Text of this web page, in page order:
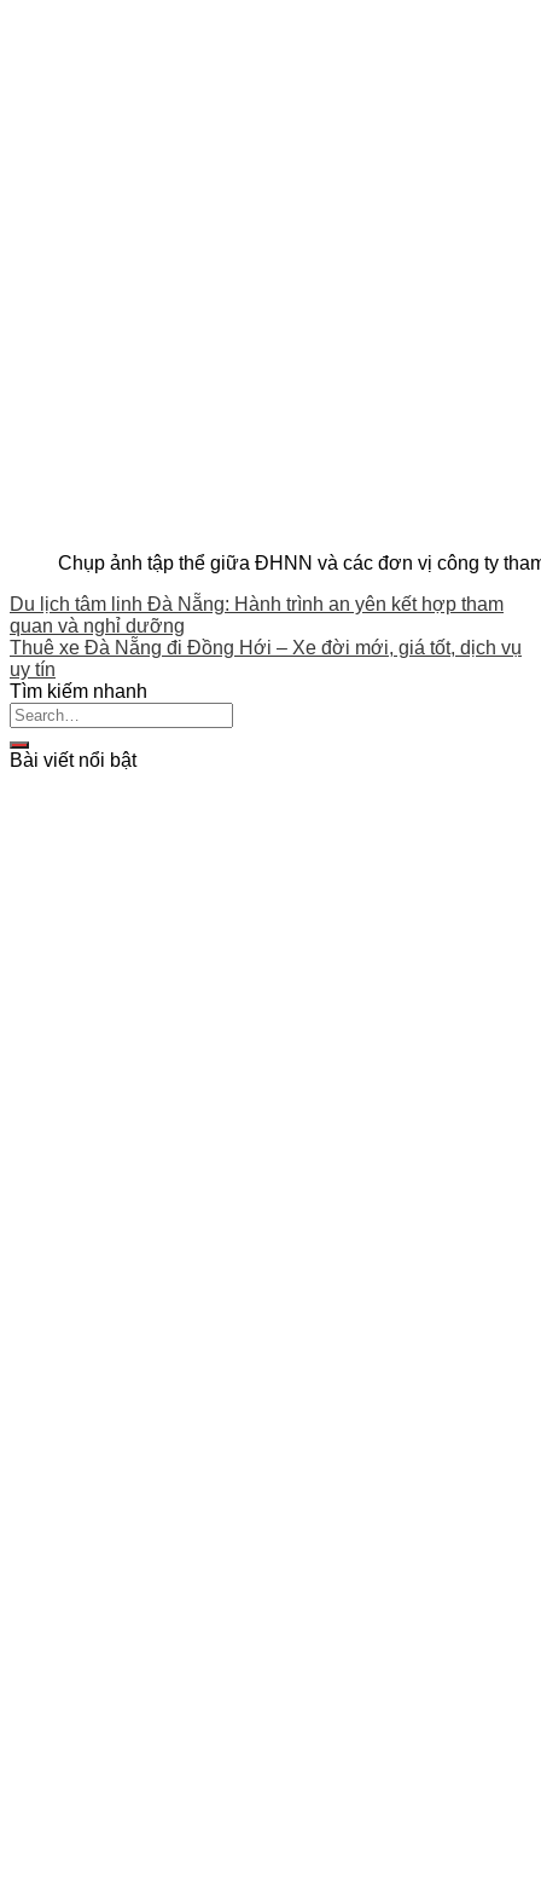
Chụp ảnh tập thể giữa ĐHNN và các đơn vị công ty
Du lịch tâm linh Đà Nẵng: Hành trình an yên kết hợp tham
quan và nghỉ dưỡng
Thuê xe Đà Nẵng đi Đồng Hới – Xe đời mới, giá tốt, dịch vụ
uy tín
Tìm kiếm nhanh
Bài viết nổi bật